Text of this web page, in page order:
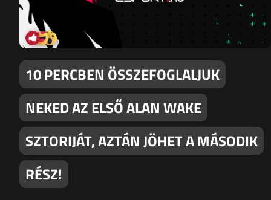
10 PERCBEN ÖSSZEFOGLALJUK
NEKED AZ ELSŐ ALAN WAKE
SZTORIJÁT, AZTÁN JÖHET A MÁSODIK
RÉSZ!